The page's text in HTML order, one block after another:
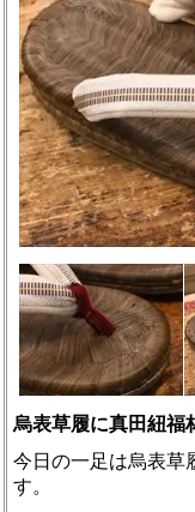
烏表草履に真田紐福
今日の一足は烏表草
す。